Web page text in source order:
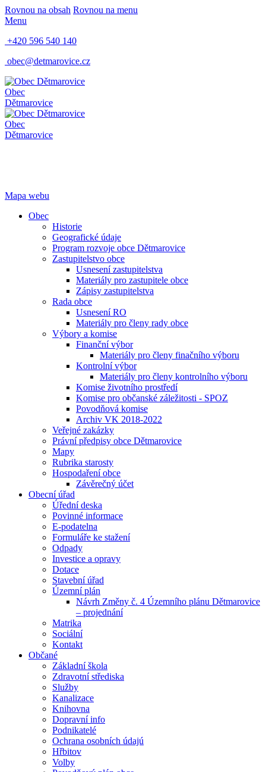
Rovnou na obsah Rovnou na menu
Menu
+420 596 540 140
obec@detmarovice.cz
Obec
Dětmarovice
Obec
Dětmarovice
Mapa webu
Obec
Historie
Geografické údaje
Program rozvoje obce Dětmarovice
Zastupitelstvo obce
Usnesení zastupitelstva
Materiály pro zastupitele obce
Zápisy zastupitelstva
Rada obce
Usnesení RO
Materiály pro členy rady obce
Výbory a komise
Finanční výbor
Materiály pro členy finačního výboru
Kontrolní výbor
Materiály pro členy kontrolního výboru
Komise životního prostředí
Komise pro občanské záležitosti - SPOZ
Povodňová komise
Archiv VK 2018-2022
Veřejné zakázky
Právní předpisy obce Dětmarovice
Mapy
Rubrika starosty
Hospodaření obce
Závěrečný účet
Obecní úřad
Úřední deska
Povinné informace
E-podatelna
Formuláře ke stažení
Odpady
Investice a opravy
Dotace
Stavební úřad
Územní plán
Návrh Změny č. 4 Územního plánu Dětmarovice
– projednání
Matrika
Sociální
Kontakt
Občané
Základní škola
Zdravotní střediska
Služby
Kanalizace
Knihovna
Dopravní info
Podnikatelé
Ochrana osobních údajú
Hřbitov
Volby